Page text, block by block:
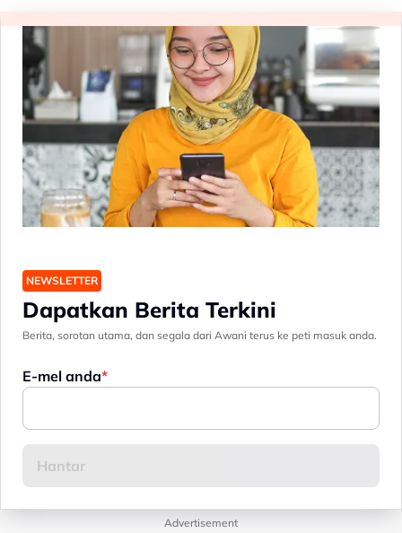
NEWSLETTER
Dapatkan Berita Terkini
Berita, sorotan utama, dan segala dari Awani terus ke peti masuk anda.
E-mel anda
Advertisement